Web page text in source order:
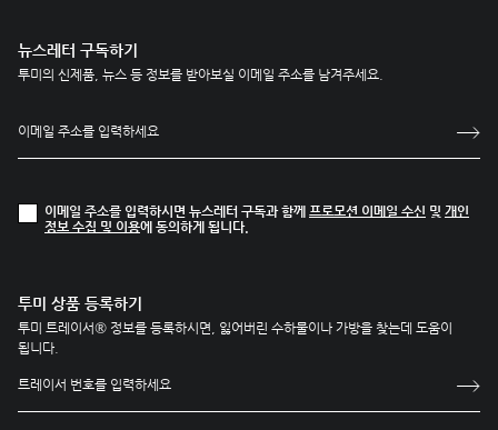
뉴스레터 구독하기
투미의 신제품, 뉴스 등 정보를 받아보실 이메일 주소를 남겨주세요.
이메일 주소를 입력하시면 뉴스레터 구독과 함께 프로모션 이메일 수신 및 개인
정보 수집 및 이용에 동의하게 됩니다.
투미 상품 등록하기
투미 트레이서® 정보를 등록하시면, 잃어버린 수하물이나 가방을 찾는데 도움이
됩니다.